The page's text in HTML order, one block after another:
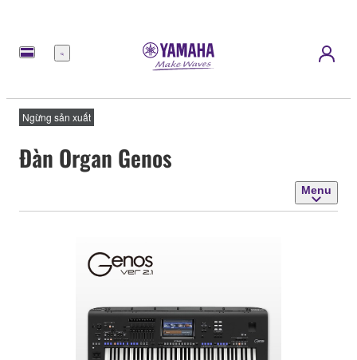
Menu
Ngừng sản xuất
Đàn Organ Genos
Menu